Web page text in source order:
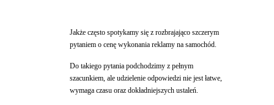
Jakże często spotykamy się z rozbrajająco szczerym
pytaniem o cenę wykonania reklamy na samochód.
Do takiego pytania podchodzimy z pełnym
szacunkiem, ale udzielenie odpowiedzi nie jest łatwe,
wymaga czasu oraz dokładniejszych ustaleń.